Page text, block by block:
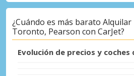
¿Cuándo es más barato Alquilar
Toronto, Pearson con CarJet?
Evolución de precios y